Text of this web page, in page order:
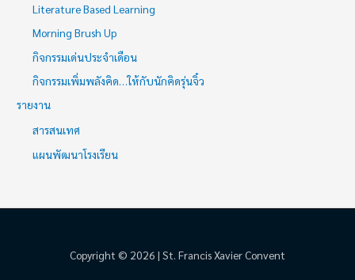
Literature Based Learning
Morning Brush Up
กิจกรรมเด่นประจำเดือน
กิจกรรมเพิ่มพลังคิด…ให้กับนักคิดรุ่นจิ๋ว
รายงาน
สารสนเทศ
แผนพัฒนาโรงเรียน
Copyright © 2026 | St. Francis Xavier Convent